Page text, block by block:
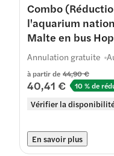
Combo
l'aquarium
Malte en bus
dans le port
à partir de 44,90 €
40,41 € 10 % de
Vérifier la
Annulation gratuite
En savoir plus